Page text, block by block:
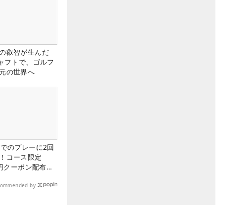
叡智が生んだ
フトで、ゴルフ
の世界へ
のプレーに2回
コース限定
クーポン配布
by